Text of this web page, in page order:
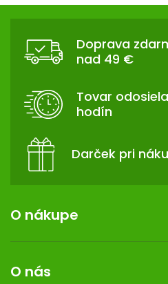
Z
Doprava
nad 49 €
Tovar
hodín
Darček pri
O nákupe
Reklamácia a vrátenie tovaru
O nás